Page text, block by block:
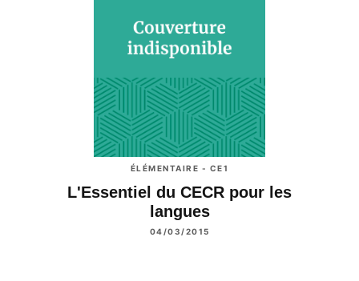
ÉLÉMENTAIRE - CE1
L'Essentiel du CECR pour les
langues
04/03/2015